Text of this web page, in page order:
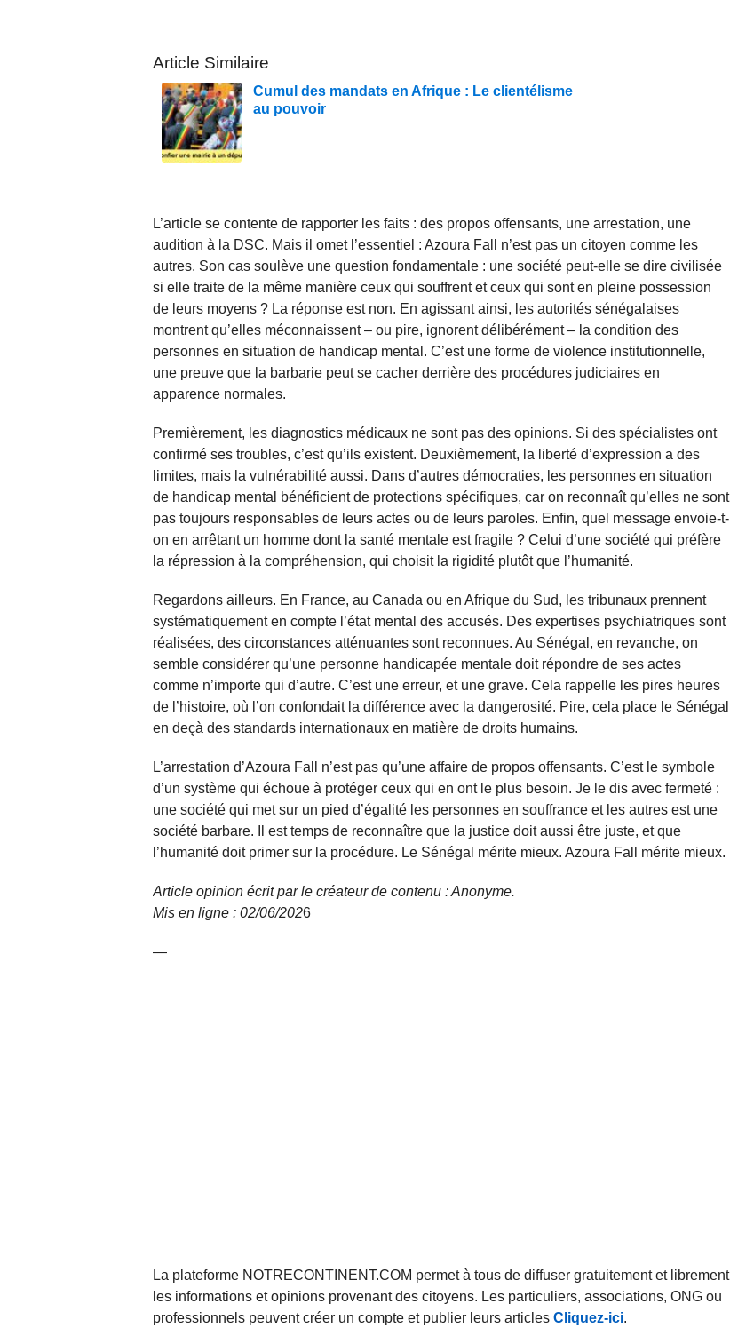
Article Similaire
Cumul des mandats en Afrique : Le clientélisme
au pouvoir
L’article se contente de rapporter les faits : des propos offensants, une arrestation, une
audition à la DSC. Mais il omet l’essentiel : Azoura Fall n’est pas un citoyen comme les
autres. Son cas soulève une question fondamentale : une société peut-elle se dire civilisée
si elle traite de la même manière ceux qui souffrent et ceux qui sont en pleine possession
de leurs moyens ? La réponse est non. En agissant ainsi, les autorités sénégalaises
montrent qu’elles méconnaissent – ou pire, ignorent délibérément – la condition des
personnes en situation de handicap mental. C’est une forme de violence institutionnelle,
une preuve que la barbarie peut se cacher derrière des procédures judiciaires en
apparence normales.
Premièrement, les diagnostics médicaux ne sont pas des opinions. Si des spécialistes ont
confirmé ses troubles, c’est qu’ils existent. Deuxièmement, la liberté d’expression a des
limites, mais la vulnérabilité aussi. Dans d’autres démocraties, les personnes en situation
de handicap mental bénéficient de protections spécifiques, car on reconnaît qu’elles ne sont
pas toujours responsables de leurs actes ou de leurs paroles. Enfin, quel message envoie-t-
on en arrêtant un homme dont la santé mentale est fragile ? Celui d’une société qui préfère
la répression à la compréhension, qui choisit la rigidité plutôt que l’humanité.
Regardons ailleurs. En France, au Canada ou en Afrique du Sud, les tribunaux prennent
systématiquement en compte l’état mental des accusés. Des expertises psychiatriques sont
réalisées, des circonstances atténuantes sont reconnues. Au Sénégal, en revanche, on
semble considérer qu’une personne handicapée mentale doit répondre de ses actes
comme n’importe qui d’autre. C’est une erreur, et une grave. Cela rappelle les pires heures
de l’histoire, où l’on confondait la différence avec la dangerosité. Pire, cela place le Sénégal
en deçà des standards internationaux en matière de droits humains.
L’arrestation d’Azoura Fall n’est pas qu’une affaire de propos offensants. C’est le symbole
d’un système qui échoue à protéger ceux qui en ont le plus besoin. Je le dis avec fermeté :
une société qui met sur un pied d’égalité les personnes en souffrance et les autres est une
société barbare. Il est temps de reconnaître que la justice doit aussi être juste, et que
l’humanité doit primer sur la procédure. Le Sénégal mérite mieux. Azoura Fall mérite mieux.
Article opinion écrit par le créateur de contenu : Anonyme.
Mis en ligne : 02/06/2026
—
La plateforme NOTRECONTINENT.COM permet à tous de diffuser gratuitement et librement
les informations et opinions provenant des citoyens. Les particuliers, associations, ONG ou
professionnels peuvent créer un compte et publier leurs articles Cliquez-ici.